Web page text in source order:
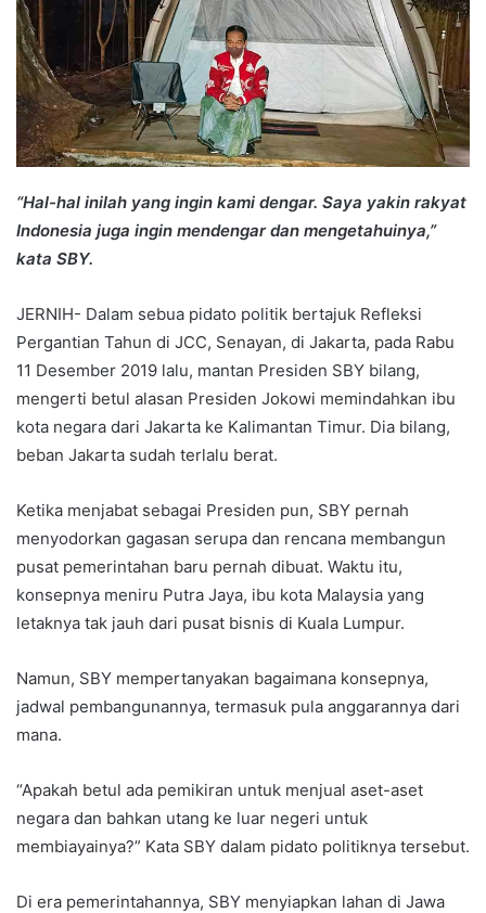
“Hal-hal inilah yang ingin kami dengar. Saya yakin rakyat
Indonesia juga ingin mendengar dan mengetahuinya,”
kata SBY.
JERNIH- Dalam sebua pidato politik bertajuk Refleksi
Pergantian Tahun di JCC, Senayan, di Jakarta, pada Rabu
11 Desember 2019 lalu, mantan Presiden SBY bilang,
mengerti betul alasan Presiden Jokowi memindahkan ibu
kota negara dari Jakarta ke Kalimantan Timur. Dia bilang,
beban Jakarta sudah terlalu berat.
Ketika menjabat sebagai Presiden pun, SBY pernah
menyodorkan gagasan serupa dan rencana membangun
pusat pemerintahan baru pernah dibuat. Waktu itu,
konsepnya meniru Putra Jaya, ibu kota Malaysia yang
letaknya tak jauh dari pusat bisnis di Kuala Lumpur.
Namun, SBY mempertanyakan bagaimana konsepnya,
jadwal pembangunannya, termasuk pula anggarannya dari
mana.
“Apakah betul ada pemikiran untuk menjual aset-aset
negara dan bahkan utang ke luar negeri untuk
membiayainya?” Kata SBY dalam pidato politiknya tersebut.
Di era pemerintahannya, SBY menyiapkan lahan di Jawa